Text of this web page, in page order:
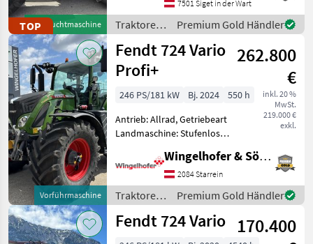
KATEGORIE
WÄHLEN
Landtechnik
241
Bautechnik
5
MARKTPLATZ
Marktplatz Händlerangebote Kleinanzeigen
TOPGebrauchtmaschine
Höchstgeschwindigkeit in
km/h: 50 km/h, Oberlenker
7501 Siget in der Wart
Traktoren
/ Fendt
Premium Gold Händler
Vorführmaschine
Fendt 724 Vario
Profi+
262.800
€
inkl. 20 %
MwSt.
219.000 €
exkl.
246 PS/181 kW Bj. 2024
550 h
Antrieb: Allrad, Getriebeart
Landmaschine: Stufenloses
Zapfwellendrehzahl:
540/540E/1000/1000E,
Höchstgeschwindigkeit in
km/h: 50 km/h, Aufla
Wingelhofer & Söhne GmbH
2084 Starrein
Traktoren
/ Fendt
Premium Gold Händler
Fendt 724 Vario 170.400